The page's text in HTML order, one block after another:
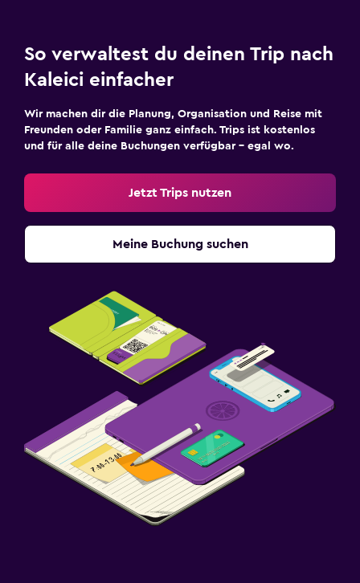
So verwaltest du deinen Trip nach
Kaleici einfacher
Wir machen dir die Planung, Organisation und Reise mit
Freunden oder Familie ganz einfach. Trips ist kostenlos
und für alle deine Buchungen verfügbar – egal wo.
Jetzt Trips nutzen
Meine Buchung suchen